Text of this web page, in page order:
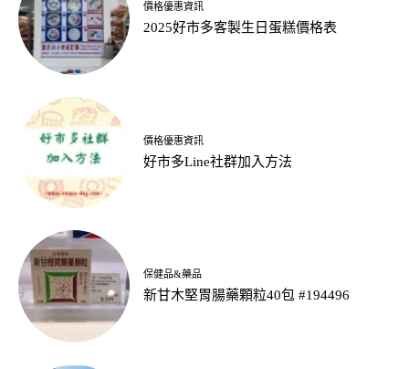
價格優惠資訊
2025好市多客製生日蛋糕價格表
價格優惠資訊
好市多Line社群加入方法
保健品&藥品
新甘木堅胃腸藥顆粒40包 #194496